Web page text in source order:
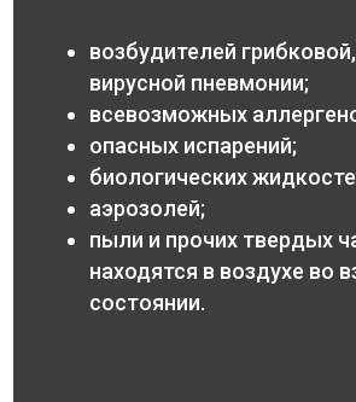
возбудителей
вирусной пневмонии;
всевозможных
опасных испарений;
биологических
аэрозолей;
пыли и прочих твердых
находятся в воздухе во
состоянии.